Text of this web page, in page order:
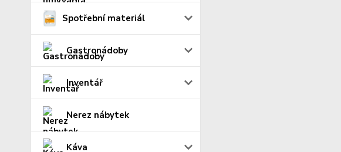
Spotřební materiál
Gastronádoby
Inventář
Nerez nábytek
Káva